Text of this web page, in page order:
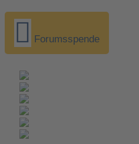
Forumsspende